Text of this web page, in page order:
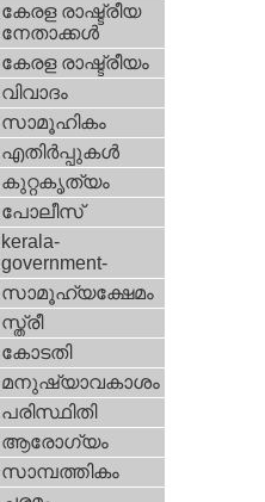
കേരള രാഷ്ട്രീയ
നേതാക്കള്‍
കേരള രാഷ്ട്രീയം
വിവാദം
സാമൂഹികം
എതിര്‍പ്പുകള്‍
കുറ്റകൃത്യം
പോലീസ്‌
kerala-
government-
സാമൂഹ്യക്ഷേമം
സ്ത്രീ
കോടതി
മനുഷ്യാവകാശം
പരിസ്ഥിതി
ആരോഗ്യം
സാമ്പത്തികം